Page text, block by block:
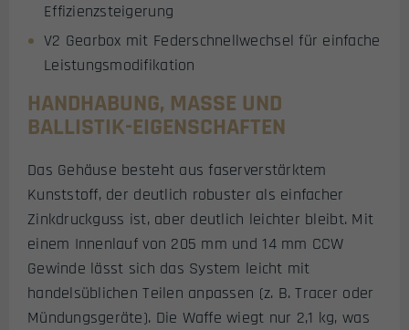
Effizienzsteigerung
V2 Gearbox mit Federschnellwechsel für einfache
Leistungsmodifikation
HANDHABUNG, MASSE UND B
ALLISTIK-EIGENSCHAFTEN
Das Gehäuse besteht aus faserverstärktem
Kunststoff, der deutlich robuster als einfacher
Zinkdruckguss ist, aber deutlich leichter bleibt. Mit
einem Innenlauf von 205 mm und 14 mm CCW
Gewinde lässt sich das System leicht mit
handelsüblichen Teilen anpassen (z. B. Tracer oder
Mündungsgeräte). Die Waffe wiegt nur 2,1 kg, was